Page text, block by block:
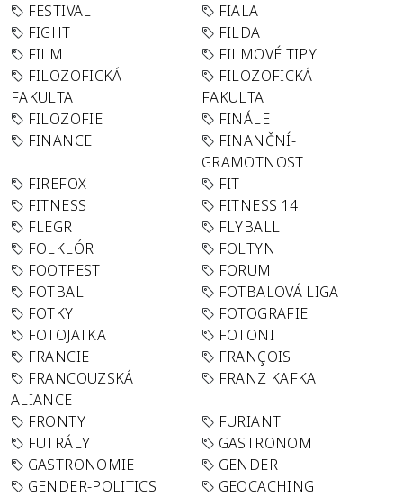
FESTIVAL
FIALA
FIGHT
FILDA
FILM
FILMOVÉ TIPY
FILOZOFICKÁ
FAKULTA
FILOZOFICKÁ-
FAKULTA
FILOZOFIE
FINÁLE
FINANCE
FINANČNÍ-
GRAMOTNOST
FIREFOX
FIT
FITNESS
FITNESS 14
FLEGR
FLYBALL
FOLKLÓR
FOLTYN
FOOTFEST
FORUM
FOTBAL
FOTBALOVÁ LIGA
FOTKY
FOTOGRAFIE
FOTOJATKA
FOTONI
FRANCIE
FRANÇOIS
FRANCOUZSKÁ
ALIANCE
FRANZ KAFKA
FRONTY
FURIANT
FUTRÁLY
GASTRONOM
GASTRONOMIE
GENDER
GENDER-POLITICS
GEOCACHING